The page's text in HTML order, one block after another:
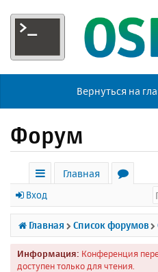
Вернуться на
Форум
с
ы
л
к
Главная
р
у
м
Вход
Главная Список форумов
Информация: Конференция
доступен только для чтения.